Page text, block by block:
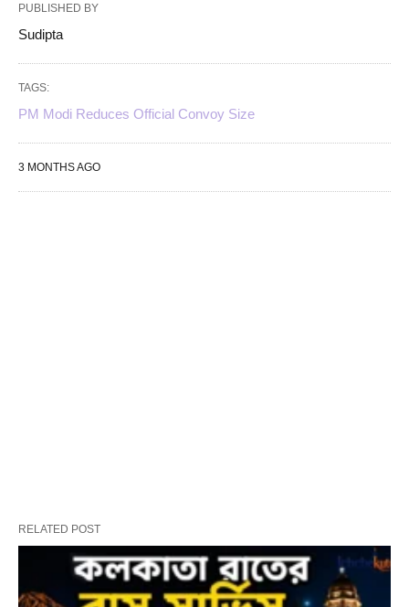
PUBLISHED BY
Sudipta
TAGS:
PM Modi Reduces Official Convoy Size
3 MONTHS AGO
RELATED POST